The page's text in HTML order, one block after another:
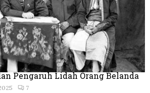
Pengaruh Lidah Orang Belanda
7